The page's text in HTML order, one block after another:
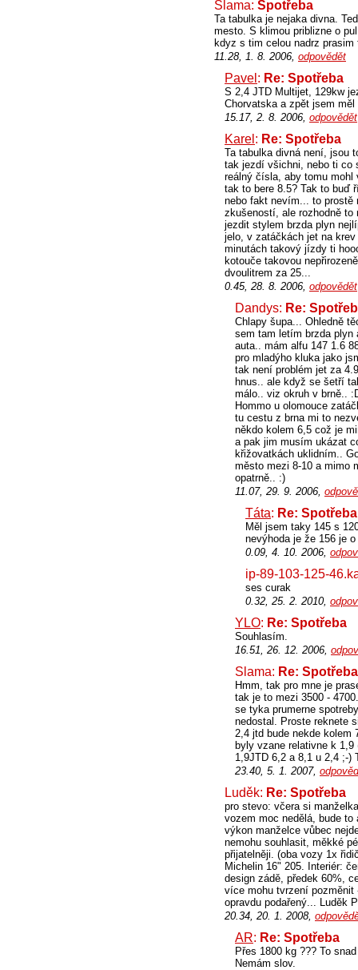
Slama: Spotřeba
Ta tabulka je nejaka divna.
mesto. S klimou priblizne o
kdyz s tim celou nadrz
11.28, 1. 8. 2006, odpovědět
Pavel : Re: Spotřeba
S 2,4 JTD Multijet, 129kw
Chorvatska a zpět jsem
15.17, 2. 8. 2006, odpovědět
Karel : Re: Spotřeba
Ta tabulka divná není, jsou
tak jezdí všichni, nebo ti co
reálný čísla, aby tomu
tak to bere 8.5? Tak to buď
nebo fakt nevím... to prostě
zkušeností, ale rozhodně
jezdit stylem brzda plyn
jelo, v zatáčkách jet na
minutách takový jízdy ti
kotouče takovou
dvoulitrem za 25...
0.45, 28. 8. 2006, odpovědět
Dandys: Re:
Chlapy šupa... Ohledně
sem tam letím brzda plyn
auta.. mám alfu 147 1.6
pro mladýho kluka jako
tak není problém jet za
hnus.. ale když se šetří
málo.. viz okruh v brně..
Hommo u olomouce
tu cestu z brna mi to
někdo kolem 6,5 což je
a pak jim musím ukázat
křižovatkách uklidním..
město mezi 8-10 a mimo
opatrně.. :)
11.07, 29. 9. 2006,
Táta: Re: Spotřeba
Měl jsem taky 145 s
nevýhoda je že 156 je
0.09, 4. 10. 2006,
ip-89-103-125-
ses curak
0.32, 25. 2. 2010,
YLO: Re: Spotřeba
Souhlasím.
16.51, 26. 12. 2006,
Slama: Re: Spotřeba
Hmm, tak pro mne je
tak je to mezi 3500 -
se tyka prumerne
nedostal. Proste reknete
2,4 jtd bude nekde kolem
byly vzane relativne k
1,9JTD 6,2 a 8,1 u 2,4 ;-)
23.40, 5. 1. 2007,
Luděk: Re: Spotřeba
pro stevo: včera si
vozem moc nedělá, bude
výkon manželce vůbec
nemohu souhlasit, měkké
přijatelněji. (oba vozy 1x
Michelin 16" 205. Interiér:
design zádě, předek 60%,
více mohu tvrzení
opravdu podařený... Luděk
20.34, 20. 1. 2008,
AR: Re: Spotřeba
Přes 1800 kg ??? To
Nemám slov.